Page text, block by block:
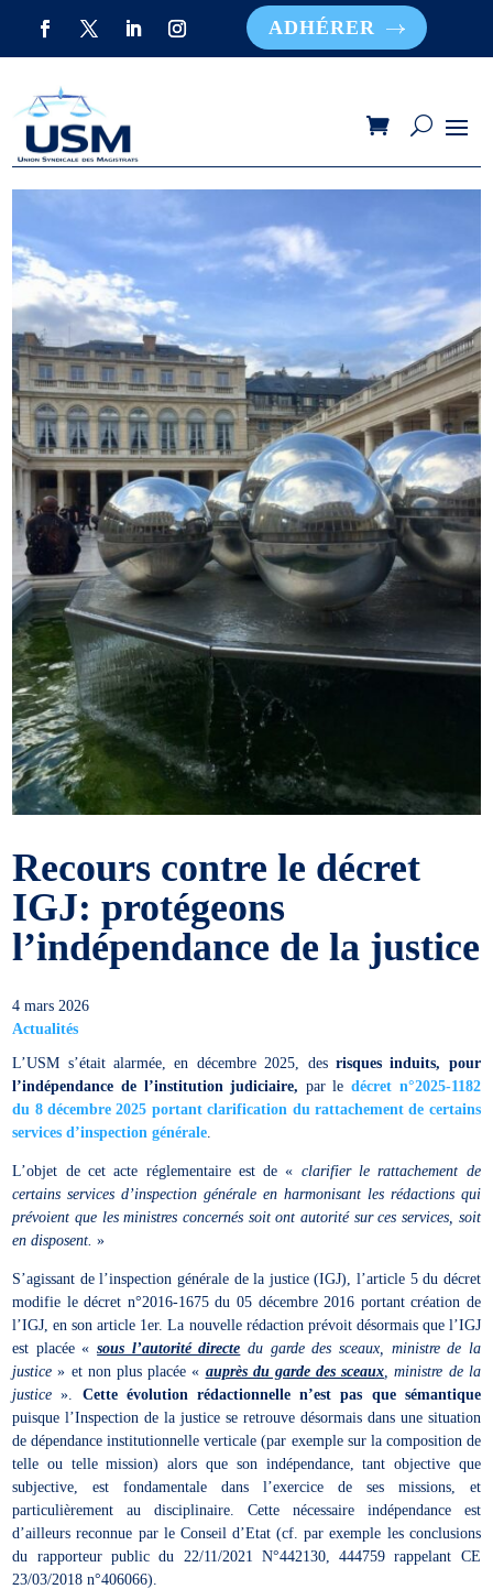
ADHÉRER
Recours contre le décret
IGJ: protégeons
l’indépendance de la justice
4 mars 2026
Actualités
L’USM s’était alarmée, en décembre 2025, des risques induits, pour
l’indépendance de l’institution judiciaire, par ledécret n°2025-1182
du 8 décembre 2025 portant clarification du rattachement de certains
services d’inspection générale
L’objet de cet acte réglementaire est de « clarifier le rattachement de
certains services d’inspection générale en harmonisant les rédactions qui
prévoient que les ministres concernés soit ont autorité sur ces services, soit
en disposent. »
S’agissant de l’inspection générale de la justice (IGJ), l’article 5 du décret
modifie le décret n°2016-1675 du 05 décembre 2016 portant création de
l’IGJ, en son article 1er. La nouvelle rédaction prévoit désormais que l’IGJ
est placée «sous l’autorité directe du garde des sceaux, ministre de la
justice » et non plus placée « auprès du garde des sceaux , ministre de la
justice ». Cette évolution rédactionnelle n’est pas que sémantique
puisque l’Inspection de la justice se retrouve désormais dans une situation
de dépendance institutionnelle verticale (par exemple sur la composition de
telle ou telle mission) alors que son indépendance, tant objective que
subjective, est fondamentale dans l’exercice de ses missions, et
particulièrement au disciplinaire. Cette nécessaire indépendance est
d’ailleurs reconnue par le Conseil d’Etat (cf. par exemple les conclusions
du rapporteur public du 22/11/2021 N°442130, 444759 rappelant CE
23/03/2018 n°406066).